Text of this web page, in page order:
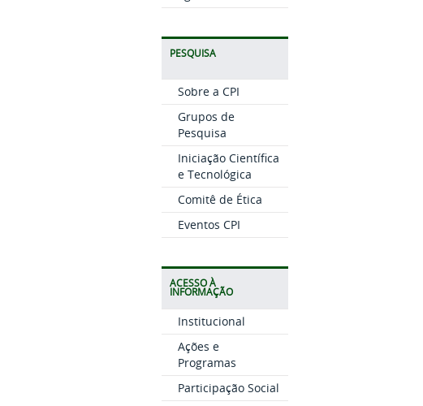
PESQUISA
Sobre a CPI
Grupos de
Pesquisa
Iniciação Científica
e Tecnológica
Comitê de Ética
Eventos CPI
ACESSO À
INFORMAÇÃO
Institucional
Ações e
Programas
Participação Social